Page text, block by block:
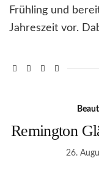
Frühling und
Jahreszeit vor.
Remington
26.